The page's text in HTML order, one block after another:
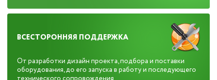
ВСЕСТОРОННЯЯ ПОДДЕРЖКА
От разработки дизайн проекта, подбора и поставки
оборудования, до его запуска в работу и последующего